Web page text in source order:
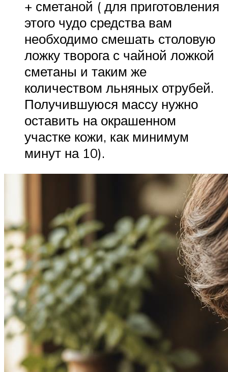
+ сметаной ( для приготовления
этого чудо средства вам
необходимо смешать столовую
ложку творога с чайной ложкой
сметаны и таким же
количеством льняных отрубей.
Получившуюся массу нужно
оставить на окрашенном
участке кожи, как минимум
минут на 10).